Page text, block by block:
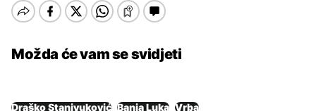
Možda će vam se svidjeti
Draško Stanivuković Banja Luka Vrba